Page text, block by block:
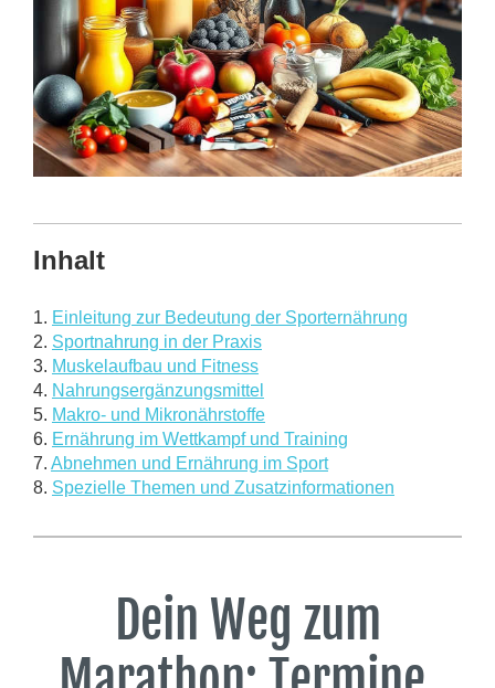
Inhalt
1. Einleitung zur Bedeutung der Sporternährung
2. Sportnahrung in der Praxis
3. Muskelaufbau und Fitness
4. Nahrungsergänzungsmittel
5. Makro- und Mikronährstoffe
6. Ernährung im Wettkampf und Training
7. Abnehmen und Ernährung im Sport
8. Spezielle Themen und Zusatzinformationen
Dein Weg zum